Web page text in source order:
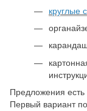
круглые
Предложения есть
Первый вариант